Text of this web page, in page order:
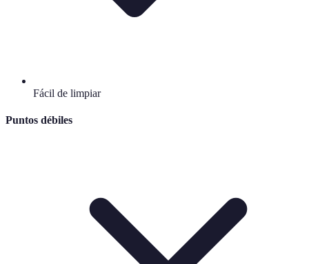
Fácil de limpiar
Puntos débiles